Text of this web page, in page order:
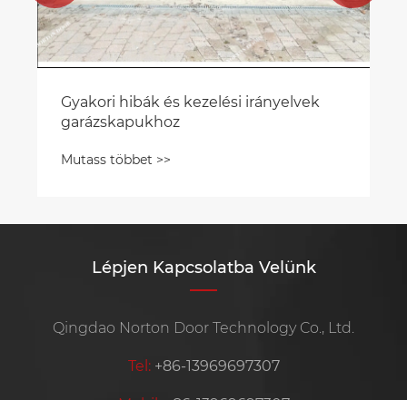
Gyakori hibák és kezelési irányelvek
garázskapukhoz
Mutass többet >>
Lépjen Kapcsolatba Velünk
Qingdao Norton Door Technology Co., Ltd.
Tel: +86-13969697307